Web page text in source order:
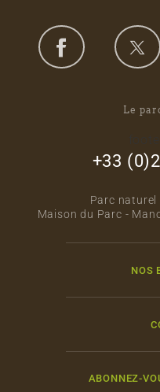
Le
+33
Parc naturel
Maison du Parc -
NOS
ABONNEZ-